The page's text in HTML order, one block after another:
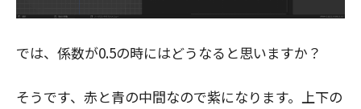
では、係数が0.5の時にはどうなると思いますか？
そうです、赤と青の中間なので紫になります。上下の